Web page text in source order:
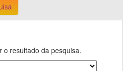
o resultado da pesquisa.